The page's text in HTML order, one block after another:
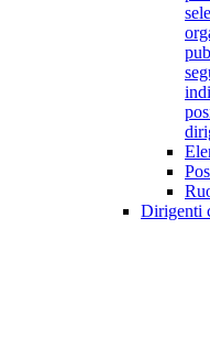
Dirigenti